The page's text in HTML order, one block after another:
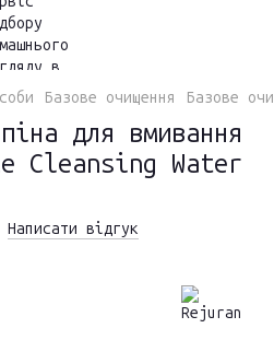
Базове очищення Базове
для вмивання
Cleansing Water
Написати відгук